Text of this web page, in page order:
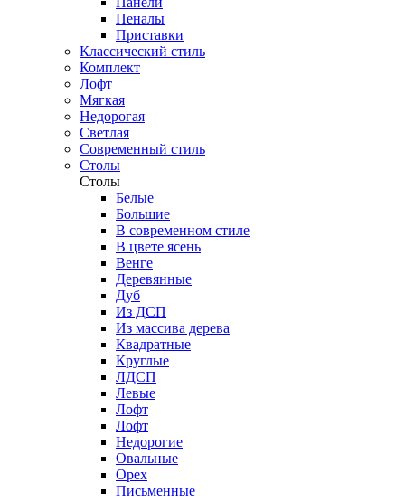
Пеналы
Приставки
Классический стиль
Комплект
Лофт
Мягкая
Недорогая
Светлая
Современный стиль
Столы
Столы
Белые
Большие
В современном стиле
В цвете ясень
Венге
Деревянные
Дуб
Из ДСП
Из массива дерева
Квадратные
Круглые
ЛДСП
Левые
Лофт
Лофт
Недорогие
Овальные
Орех
Письменные